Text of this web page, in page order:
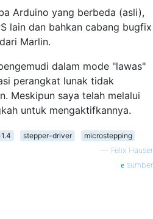
Arduino yang berbeda (asli),
lain dan bahkan cabang bugfix
Marlin.
dalam mode "lawas"
perangkat lunak tidak
Meskipun saya telah melalui
untuk mengaktifkannya.
stepper-driver
microstepping
— Felix Hauser
sumber